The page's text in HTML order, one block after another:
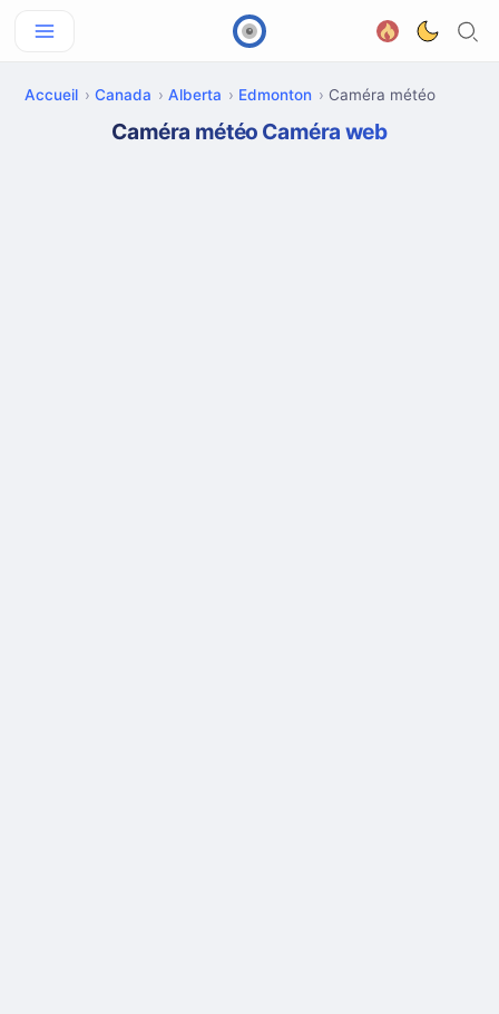
Accueil Canada Alberta Edmonton Caméra météo
Caméra météo Caméra web